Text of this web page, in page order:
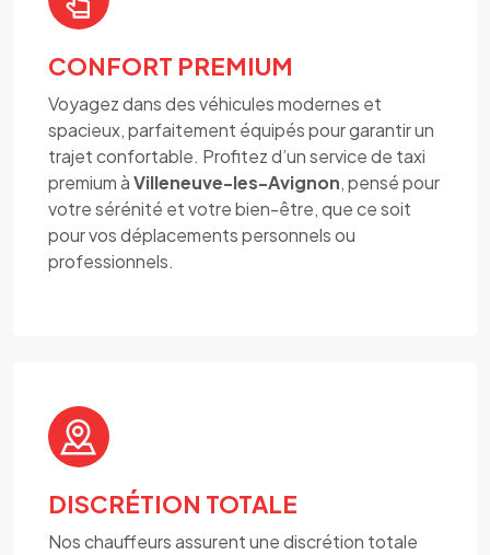
CONFORT PREMIUM
Voyagez dans des véhicules modernes et
spacieux, parfaitement équipés pour garantir un
trajet confortable. Profitez d’un service de taxi
premium àVilleneuve-les-Avignon, pensé pour
votre sérénité et votre bien-être, que ce soit
pour vos déplacements personnels ou
professionnels.
DISCRÉTION TOTALE
Nos chauffeurs assurent une discrétion totale